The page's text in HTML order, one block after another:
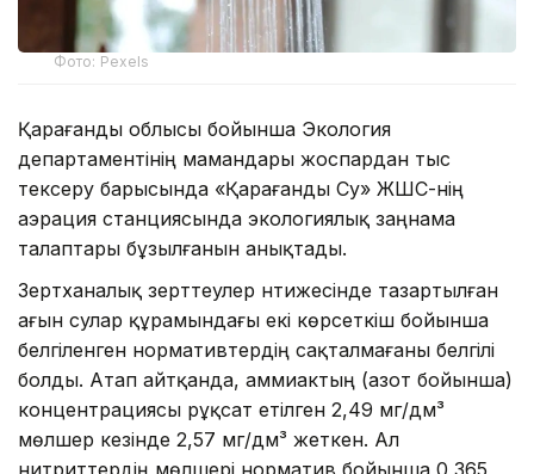
Фото: Pexels
Қарағанды облысы бойынша Экология
департаментінің мамандары жоспардан тыс
тексеру барысында «Қарағанды Су» ЖШС-нің
аэрация станциясында экологиялық заңнама
талаптары бұзылғанын анықтады.
Зертханалық зерттеулер нәтижесінде тазартылған
ағын сулар құрамындағы екі көрсеткіш бойынша
белгіленген нормативтердің сақталмағаны белгілі
болды. Атап айтқанда, аммиактың (азот бойынша)
концентрациясы рұқсат етілген 2,49 мг/дм³
мөлшер кезінде 2,57 мг/дм³ жеткен. Ал
нитриттердің мөлшері норматив бойынша 0,365